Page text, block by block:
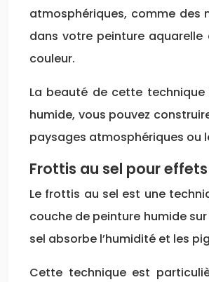
atmosphériques, comme des
dans votre peinture
couleur.
La beauté de cette
humide, vous pouvez
paysages atmosphériques ou
Frottis au sel pour
Le frottis au sel est une
couche de peinture humide
sel absorbe l’humidité et les
Cette technique est